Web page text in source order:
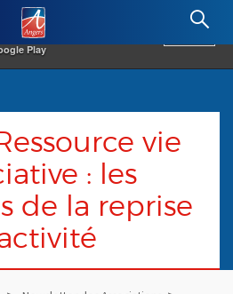
Play
Angers.fr : Retour à l'accueil
vie
: les
de la reprise